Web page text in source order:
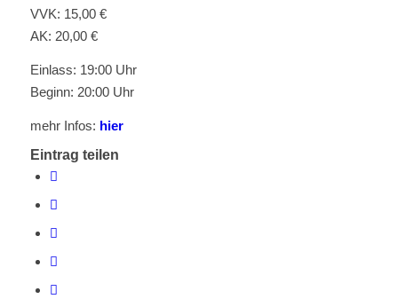
VVK: 15,00 €
AK: 20,00 €
Einlass: 19:00 Uhr
Beginn: 20:00 Uhr
mehr Infos: hier
Eintrag teilen